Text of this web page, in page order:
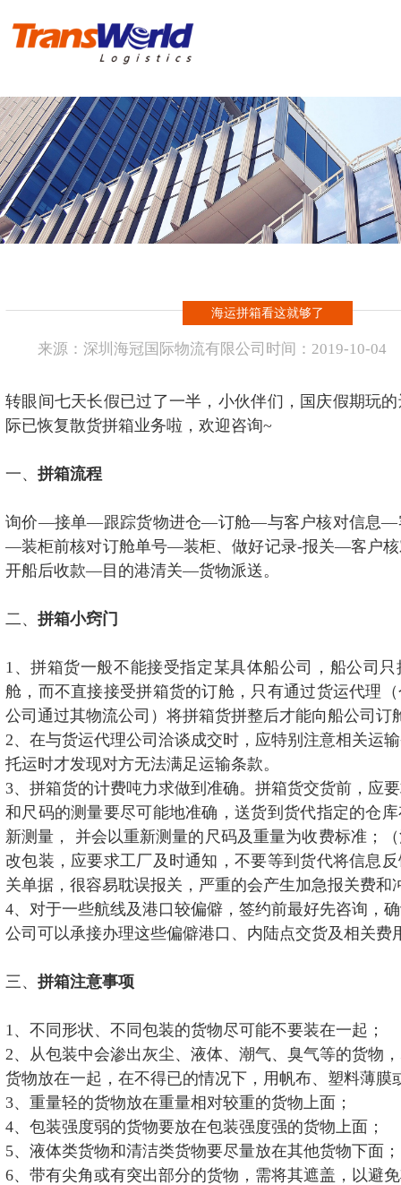
首 页
危险品物流
化工品物流
实例操作方案
新闻资讯
海外网络
海运拼箱看这就够了
来源： 深圳海冠国际物流有限公司 时间： 2019-10-04
转眼间七天长假已过了一半，小伙伴们，国庆假期玩
际已恢复散货拼箱业务啦，欢迎咨询~
一、 拼箱流程
询价—接单—跟踪货物进仓—订舱—与客户核对信息—
—装柜前核对订舱单号—装柜、做好记录-报关—客户
开船后收款—目的港清关—货物派送。
二、 拼箱小窍门
1、拼箱货一般不能接受指定某具体船公司，船公司
舱，而不直接接受拼箱货的订舱，只有通过货运代理
公司通过其物流公司）将拼箱货拼整后才能向船公司订
2、在与货运代理公司洽谈成交时，应特别注意相关运
托运时才发现对方无法满足运输条款。
3、拼箱货的计费吨力求做到准确。拼箱货交货前，应
和尺码的测量要尽可能地准确，送货到货代指定的仓
新测量， 并会以重新测量的尺码及重量为收费标准；
改包装，应要求工厂及时通知，不要等到货代将信息
关单据，很容易耽误报关，严重的会产生加急报关费和
4、对于一些航线及港口较偏僻，签约前最好先咨询，
公司可以承接办理这些偏僻港口、内陆点交货及相关费
三、 拼箱注意事项
1、不同形状、不同包装的货物尽可能不要装在一起；
2、从包装中会渗出灰尘、液体、潮气、臭气等的货物
货物放在一起，在不得已的情况下，用帆布、塑料薄膜
3、重量轻的货物放在重量相对较重的货物上面；
4、包装强度弱的货物要放在包装强度强的货物上面；
5、液体类货物和清洁类货物要尽量放在其他货物下面；
6、带有尖角或有突出部分的货物，需将其遮盖，以避